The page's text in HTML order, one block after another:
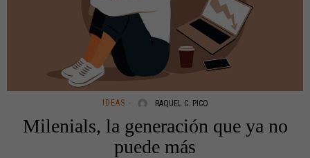
IDEAS RAQUEL C. PICO
Milenials, la generación que ya no
puede más